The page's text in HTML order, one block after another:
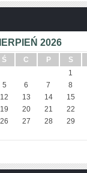
2026
Ś C P S
1
5 6 7 8
12 13 14 15
19 20 21 22
26 27 28 29